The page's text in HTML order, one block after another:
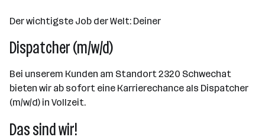
Der wichtigste Job der Welt: Deiner
Dispatcher (m/w/d)
Bei unserem Kunden am Standort 2320 Schwechat
bieten wir ab sofort eine Karrierechance als Dispatcher
(m/w/d) in Vollzeit.
Das sind wir!